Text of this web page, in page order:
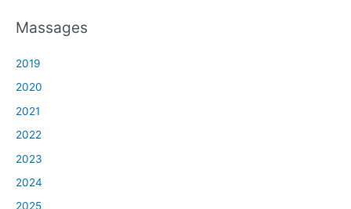
r
o
r
:
Massages
2019
2020
2021
2022
2023
2024
2025